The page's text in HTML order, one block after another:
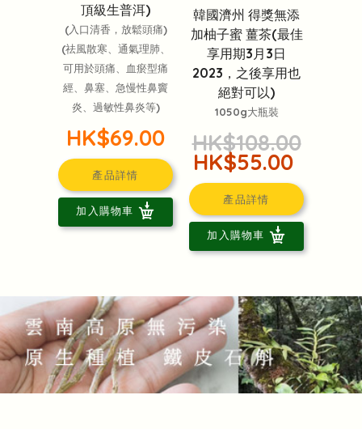
頂級生普洱)
(入口清香，放鬆頭痛)
(祛風散寒、通氣理肺、
可用於頭痛、血瘀型痛
經、鼻塞、急慢性鼻竇
炎、過敏性鼻炎等)
HK$69.00
產品詳情
加入購物車
韓國濟州 得獎無添
加柚子蜜 薑茶(最佳
享用期3月3日
2023，之後享用也
絕對可以)
1050g大瓶裝
HK$108.00
HK$55.00
產品詳情
加入購物車